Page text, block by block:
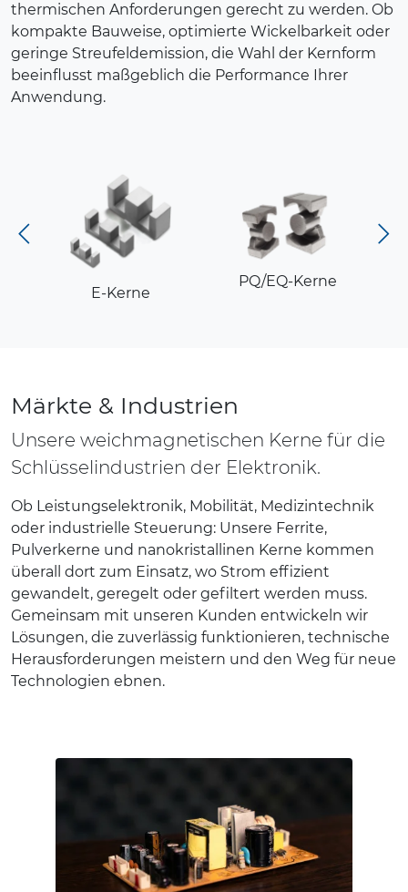
thermischen Anforderungen gerecht zu werden. Ob
kompakte Bauweise, optimierte Wickelbarkeit oder
geringe Streufeldemission, die Wahl der Kernform
beeinflusst maßgeblich die Performance Ihrer
Anwendung.
E-Kerne
PQ/EQ-Kerne
Märkte & Industrien
Unsere weichmagnetischen Kerne für die
Schlüsselindustrien der Elektronik.
Ob Leistungselektronik, Mobilität, Medizintechnik
oder industrielle Steuerung: Unsere Ferrite,
Pulverkerne und nanokristallinen Kerne kommen
überall dort zum Einsatz, wo Strom effizient
gewandelt, geregelt oder gefiltert werden muss.
Gemeinsam mit unseren Kunden entwickeln wir
Lösungen, die zuverlässig funktionieren, technische
Herausforderungen meistern und den Weg für neue
Technologien ebnen.